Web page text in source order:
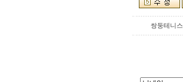
쌍둥테니스